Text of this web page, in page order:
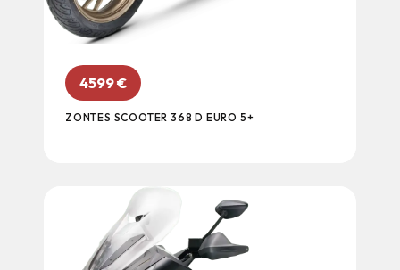
4599€
ZONTES SCOOTER 368 D EURO 5+